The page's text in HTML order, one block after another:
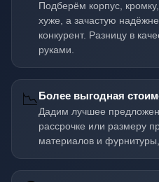
Подберём корпус,
хуже, а зачастую
конкурент. Разницу в
руками.
📉Более выгодная
Дадим лучшее
рассрочке или размеру
материалов и